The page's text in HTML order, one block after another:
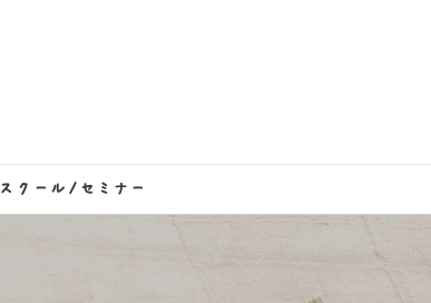
スクール/セミナー